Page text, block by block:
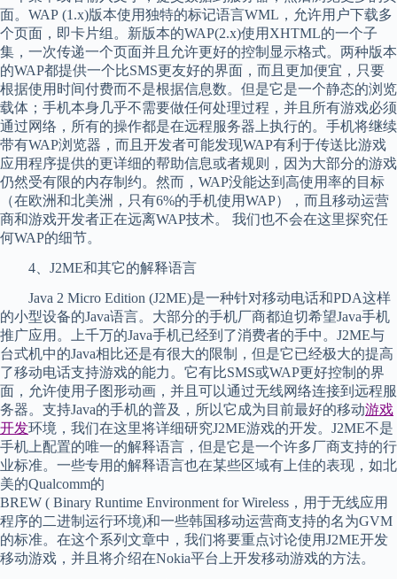
面。WAP (1.x)版本使用独特的标记语言WML，允许用户下载多
个页面，即卡片组。新版本的WAP(2.x)使用XHTML的一个子
集，一次传递一个页面并且允许更好的控制显示格式。两种版本
的WAP都提供一个比SMS更友好的界面，而且更加便宜，只要
根据使用时间付费而不是根据信息数。但是它是一个静态的浏览
载体；手机本身几乎不需要做任何处理过程，并且所有游戏必须
通过网络，所有的操作都是在远程服务器上执行的。手机将继续
带有WAP浏览器，而且开发者可能发现WAP有利于传送比游戏
应用程序提供的更详细的帮助信息或者规则，因为大部分的游戏
仍然受有限的内存制约。然而，WAP没能达到高使用率的目标
（在欧洲和北美洲，只有6%的手机使用WAP），而且移动运营
商和游戏开发者正在远离WAP技术。 我们也不会在这里探究任
何WAP的细节。
4、J2ME和其它的解释语言
Java 2 Micro Edition (J2ME)是一种针对移动电话和PDA这样
的小型设备的Java语言。大部分的手机厂商都迫切希望Java手机
推广应用。上千万的Java手机已经到了消费者的手中。J2ME与
台式机中的Java相比还是有很大的限制，但是它已经极大的提高
了移动电话支持游戏的能力。它有比SMS或WAP更好控制的界
面，允许使用子图形动画，并且可以通过无线网络连接到远程服
务器。支持Java的手机的普及，所以它成为目前最好的移动游戏
开发环境，我们在这里将详细研究J2ME游戏的开发。J2ME不是
手机上配置的唯一的解释语言，但是它是一个许多厂商支持的行
业标准。一些专用的解释语言也在某些区域有上佳的表现，如北
美的Qualcomm的
BREW ( Binary Runtime Environment for Wireless，用于无线应用
程序的二进制运行环境)和一些韩国移动运营商支持的名为GVM
的标准。在这个系列文章中，我们将要重点讨论使用J2ME开发
移动游戏，并且将介绍在Nokia平台上开发移动游戏的方法。